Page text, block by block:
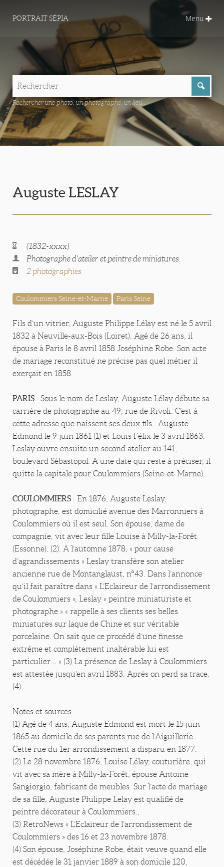
PORTRAIT SÉPIA Menu
Rechercher une photo, un photographe, un lieu...
Auguste LESLAY
(1832-xxxx)
Photographe d'ateiler et peintre de miniatures
2 photographies
Coulommiers Seine-et-Marne Paris Seine
Fils d’un vitrier, Auguste Philippe Lélay est né le 5 avril
1832 à Neuville-aux-Bois (Loiret). Agé de 26 ans, il
épouse à Paris le 8 avril 1858 Joséphine Robe. Son acte
de mariage reconstitué ne précise pas quel métier il
exerçait en 1858.
PARIS : Sous le nom de Leslay, Auguste Lélay débute sa
carrière de photographe au 49, rue de Rivoli. C’est à
cette adresse que naissent ses deux fils : Auguste
Edmond le 9 juin 1861 (1) et Louis Félix le 3 avril 1863.
Leslay ouvre ensuite un second atelier au 141,
boulevard Sébastopol. A une date qui reste à préciser, il
quitte la capitale pour Coulommiers (Seine-et-Marne).
COULOMMIERS : En 1876, Auguste Leslay,
photographe, est domicilié avenue des Marronniers à
Coulommiers où il est seul. Son épouse, dame de
compagnie, vit avec leur fille Louise à Milly-la-Forêt
(Essonne). (2). A l’automne 1878, « pour cause
d’agrandissements » Leslay transfère son atelier
ancienne rue de Montanglaust, n°43. Dans l’annonce
qu’il fait paraître dans « L’Eclaireur de l’arrondissement
de Coulommiers », Leslay « peintre miniaturiste et
photographe » « rappelle à ses clients ses belles
miniatures sur laque de Chine et sur véritable
porcelaine. On sait que ce procédé d’une finesse
extrême et complètement inaltérable lui est
particulier… » (3) La présence de Leslay à Coulommiers
est attestée jusqu’en avril 1883. Après on perd sa trace.
(4)
Notes et sources :
(1) Agé de 4 ans, Auguste Edmond est mort le 15 juin
1865 au domicile de ses parents rue de l’Aiguillerie.
Cette rue du 1er arrondissement a disparu en 1877.
(2) Le 28 novembre 1876, Louise Lélay, couturière, qui
vit avec sa mère à Milly-la-Forêt, épouse Antoine
Sangiorgio, fabricant de meubles. Sur l’acte de mariage
de sa fille, Auguste Philippe Lelay est qualifié de
peintre décorateur à Coulommiers.,
(3) RetroNews « L’Eclaireur de l’arrondissement de
Coulommiers » des 16 et 23 novembre 1878.
(4) Son épouse, Joséphine Robe, était veuve quand elle
est décédée le 31 janvier 1889 à son domicile 120,